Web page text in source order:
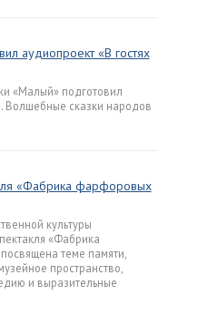
аудиопроект «В гостях
«Малый» подготовил
Волшебные сказки народов
«Фабрика фарфоровых
культуры
«Фабрика
теме памяти,
пространство,
и выразительные